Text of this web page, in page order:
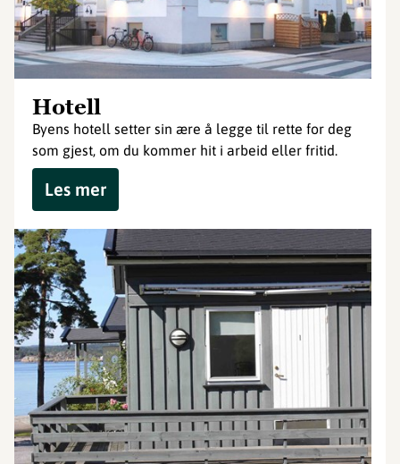
Hotell
Byens hotell setter sin ære å legge til rette for deg
som gjest, om du kommer hit i arbeid eller fritid.
Les mer